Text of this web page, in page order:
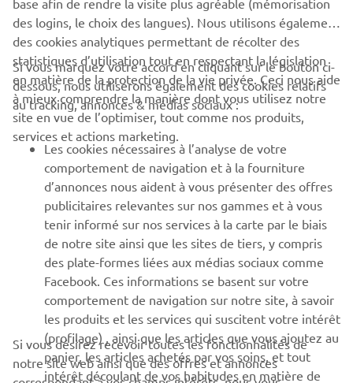
CORPORATE
BUSINESS
PLUS YAMAHA
SUPPORT
NEWSLETTER
Découvrez en exclusivité les dernières offres, les événements
spéciaux, les nouveautés et bien plus encore
S'ABONNER
base afin de rendre la visite plus agréable (mémorisation
des logins, le choix des langues). Nous utilisons également
des cookies analytiques permettant de récolter des
statistiques d’utilisation tout en respectant la législation
en matière de la protection de la vie privée. Ceci nous aide
à mieux comprendre la manière dont vous utilisez notre
site en vue de l’optimiser, tout comme nos produits,
services et actions marketing.
Si vous marquez votre accord en cliquant sur le bouton ci-
dessous, nous utiliserons également des cookies relatifs
au tracking, annonces & médias sociaux :
Les cookies nécessaires à l’analyse de votre
comportement de navigation et à la fourniture
d’annonces nous aident à vous présenter des offres
publicitaires relevantes sur nos gammes et à vous
tenir informé sur nos services à la carte par le biais
de notre site ainsi que les sites de tiers, y compris
des plate-formes liées aux médias sociaux comme
Facebook. Ces informations se basent sur votre
comportement de navigation sur notre site, à savoir
les produits et les services qui suscitent votre intérêt
(profilage) , ainsi que les articles que vous ajoutez au
panier, les articles achetés par vos soins, et tout
intérêt découlant de vos habitudes en matière de
Si vous désirez recevoir toutes les fonctionnalités de
notre site web ainsi que des offres et annonces